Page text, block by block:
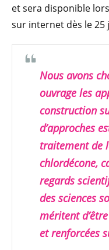
et sera disponible
sur internet dès le 25
Nous avons
ouvrage les
construction
d’approches
traitement de
chlordécone,
regards
des sciences
méritent
et renforcées